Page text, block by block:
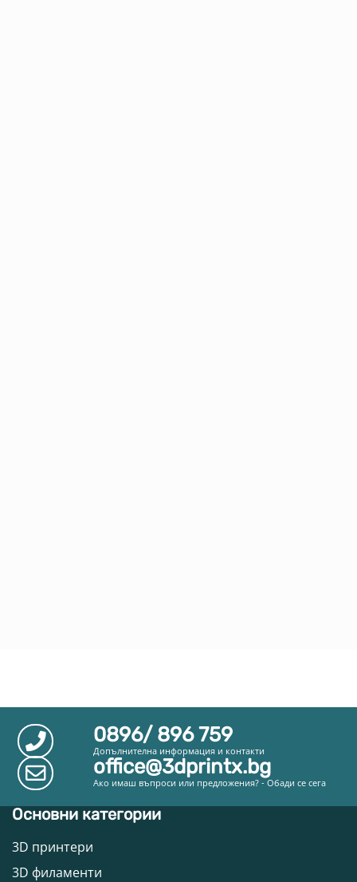
0896/ 896 759
Допълнителна информация и контакти
office@3dprintx.bg
Ако имаш въпроси или предложения? - Обади се сега
Основни категории
3D принтери
3D филаменти